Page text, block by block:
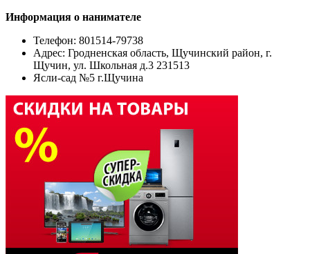
Информация о нанимателе
Телефон: 801514-79738
Адрес: Гродненская область, Щучинский район, г.
Щучин, ул. Школьная д.3 231513
Ясли-сад №5 г.Щучина